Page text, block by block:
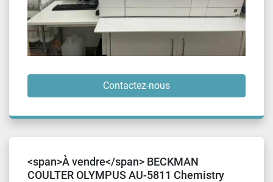
Contactez-nous
<span>À vendre</span> BECKMAN
COULTER OLYMPUS AU-5811 Chemistry